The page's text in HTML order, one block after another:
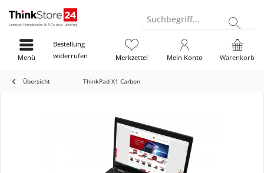
Suchbegriff...
Bestellung
widerrufen
Warenkorb
Merkzettel Mein Konto
Menü
Übersicht ThinkPad X1 Carbon